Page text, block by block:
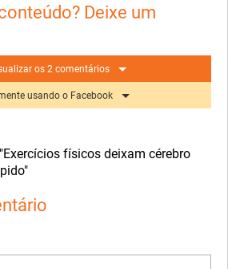
Deixe um
os 2 comentários
usando o Facebook
físicos deixam cérebro